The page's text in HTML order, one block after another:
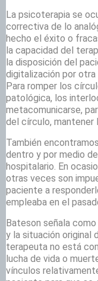
La psicoterapia se
correctiva de lo
hecho el éxito o
la capacidad del
la disposición del
digitalización por otra
Para romper los
patológica, los
metacomunicarse,
del círculo, mantener
También
dentro y por medio
hospitalario. En
otras veces son
paciente a
empleaba en el
Bateson señala
y la situación original
terapeuta no está
lucha de vida o
vínculos